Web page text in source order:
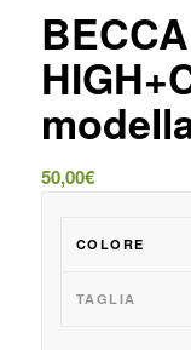
50,00€
COLORE
TAGLIA